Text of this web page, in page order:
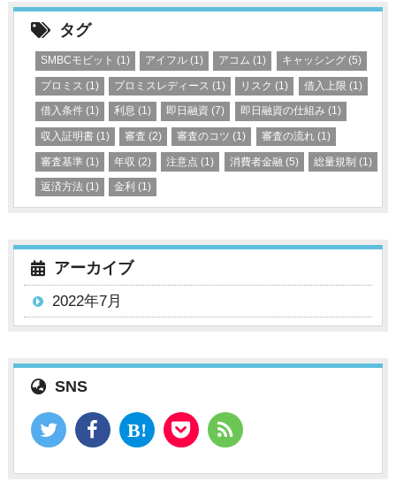
タグ
SMBCモビット (1) アイフル (1) アコム (1) キャッシング(5)
プロミス (1) プロミスレディース (1) リスク (1) 借入上限 (1)
借入条件 (1) 利息 (1) 即日融資 (7) 即日融資の仕組み (1)
収入証明書 (1) 審査 (2) 審査のコツ (1) 審査の流れ(1)
審査基準 (1) 年収 (2) 注意点 (1) 消費者金融 (5) 総量規制 (1)
返済方法 (1) 金利 (1)
アーカイブ
2022年7月
SNS